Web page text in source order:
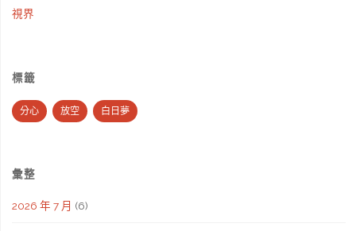
視界
標籤
分心 放空 白日夢
彙整
2026 年 7 月 (6)